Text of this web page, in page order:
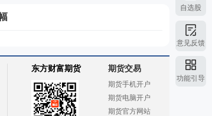
东方财富期货 期货交易
期货手机开户
期货电脑开户
期货官方网站
自选股
意见反馈
功能引导